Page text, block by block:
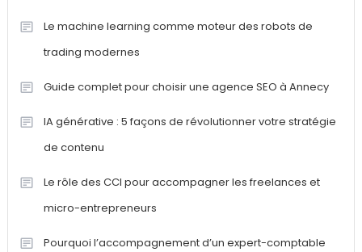
Le machine learning comme moteur des robots de
trading modernes
Guide complet pour choisir une agence SEO à Annecy
IA générative : 5 façons de révolutionner votre stratégie
de contenu
Le rôle des CCI pour accompagner les freelances et
micro-entrepreneurs
Pourquoi l’accompagnement d’un expert-comptable